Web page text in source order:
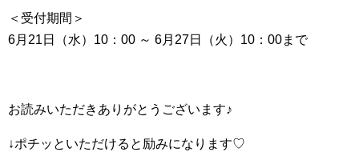
＜受付期間＞
6月21日（水）10：00 ～ 6月27日（火）10：00まで
お読みいただきありがとうございます♪
↓ポチッといただけると励みになります♡